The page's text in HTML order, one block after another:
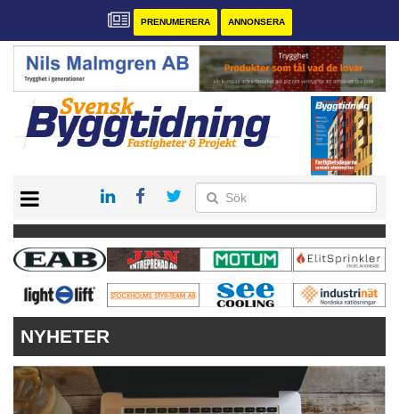
PRENUMERERA ANNONSERA
PRENUMERERA
VÅRA ANDRA MAGASIN
ANNONSERA
NYHETER